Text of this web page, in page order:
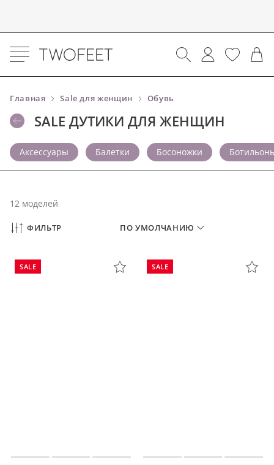
Главная Sale для женщин Обувь
SALE ДУТИКИ ДЛЯ ЖЕНЩИН
12 моделей
ПО УМОЛЧАНИЮ
ФИЛЬТР
Аксессуары Балетки Босоножки
SALE SALE